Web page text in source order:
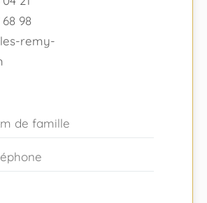
98
remy-